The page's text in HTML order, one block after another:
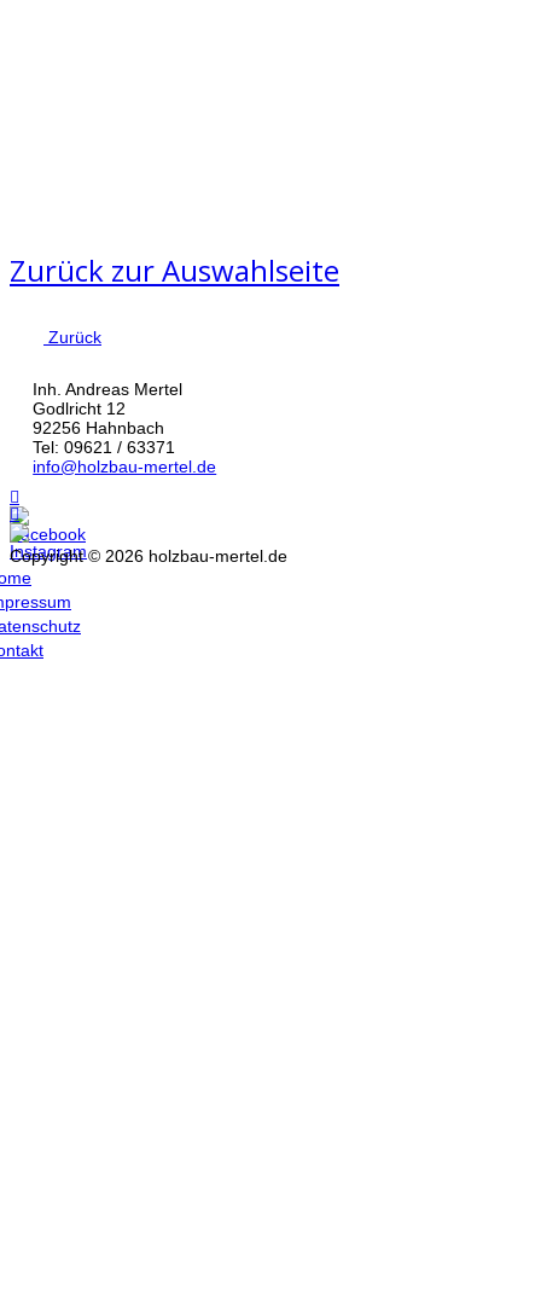
Zurück zur Auswahlseite
Zurück
Inh. Andreas Mertel
Godlricht 12
92256 Hahnbach
Tel: 09621 / 63371
info@holzbau-mertel.de
Copyright © 2026 holzbau-mertel.de